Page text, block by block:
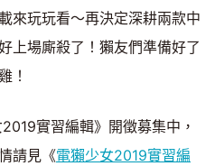
來玩玩看～再決定深耕兩款中
上場廝殺了！獺友們準備好了
！
實習編輯》開徵募集中，
請見《電獺少女2019實習編